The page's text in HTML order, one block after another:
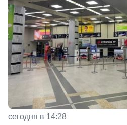
сегодня в 14:28